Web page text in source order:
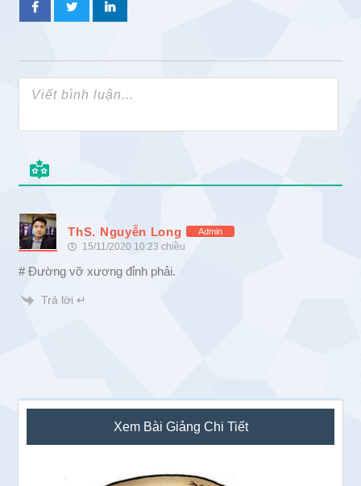
ThS. Nguyễn Long Admin
15/11/2020 10:23 chiều
# Đường vỡ xương đỉnh phải.
Trả lời ↵
Sidebar
chính
Xem Bài Giảng Chi Tiết